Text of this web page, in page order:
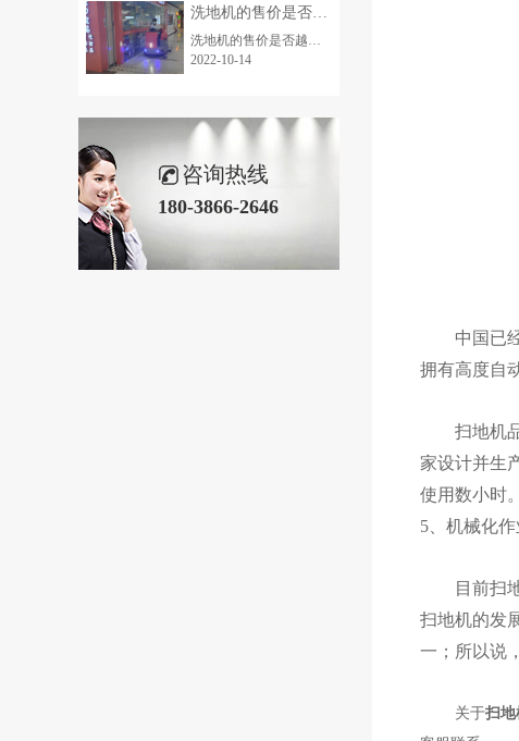
中国已经
拥有高度自
扫地机品
家设计并生
使用数小时
5、机械化
目前扫地
扫地机的发
一；所以说
关于扫地
洗地机的售价是否越贵越好？
洗地机的售价是否越贵越好？ 这是不少顾客朋友比较关注的一个问题，在传统的观念中，贵物即是良品，但引发思考，贵得物有所值吗？...
2022-10-14
咨询热线
180-3866-2646